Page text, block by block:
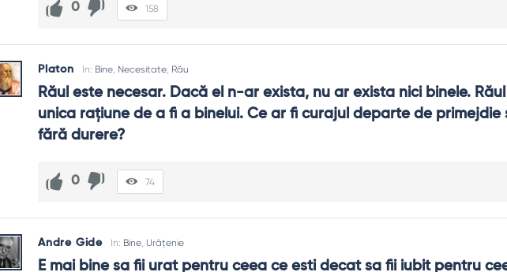
0 158
Platon In: Bine, Necesitate, Rău
Răul este necesar. Dacă el n-ar exista, nu ar exista nici binele.
unica raţiune de a fi a binelui. Ce ar fi curajul departe de primejdie
fără durere?
0 74
Andre Gide In: Bine, Urâțenie
E mai bine sa fii urat pentru ceea ce esti decat sa fii iubit pentru